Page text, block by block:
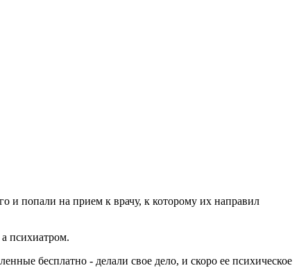
и попали на прием к врачу, к которому их направил
психиатром.
бесплатно - делали свое дело, и скоро ее психическое